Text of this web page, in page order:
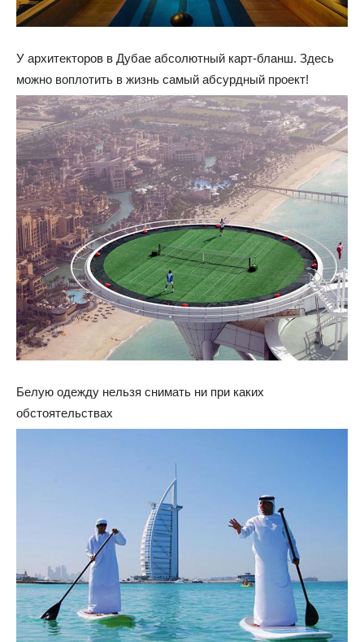
У архитекторов в Дубае абсолютный карт-бланш. Здесь
можно воплотить в жизнь самый абсурдный проект!
Белую одежду нельзя снимать ни при каких
обстоятельствах